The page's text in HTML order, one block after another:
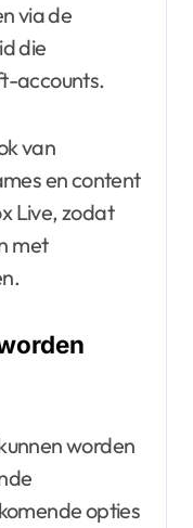
via de
die
accounts.
van
en content
Live, zodat
met
worden
opties